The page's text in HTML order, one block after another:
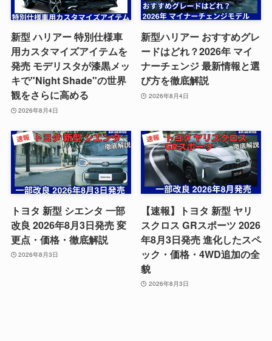
新型 ハリアー 特別仕様車
用カスタマイズアイテムを
発売 モデリスタが漆黒メッ
キで"Night Shade"の世界
観をさらに高める
2026年8月4日
新型ハリアー おすすめグレ
ードはどれ？2026年 マイ
ナーチェンジ 最新情報と選
び方を徹底解説
2026年8月4日
トヨタ 新型 シエンタ 一部
改良 2026年8月3日発売 変
更点・価格・徹底解説
2026年8月3日
【速報】トヨタ 新型 ヤリ
スクロス GRスポーツ 2026
年8月3日発売 進化したスペ
ック・価格・4WD追加の全
貌
2026年8月3日